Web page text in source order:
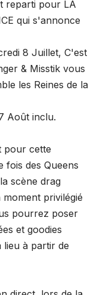
reparti pour LA
qui s'annonce
8 Juillet, C'est
& Misstik vous
les Reines de la
Août inclu.
pour cette
fois des Queens
scène drag
privilégié
pourrez poser
et goodies
lieu à partir de